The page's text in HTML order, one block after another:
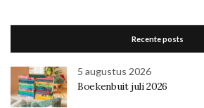
Recente posts
5 augustus 2026
Boekenbuit juli 2026